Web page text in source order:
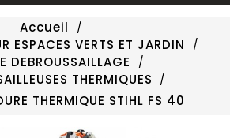
Accueil
ESPACES VERTS ET JARDIN
DEBROUSSAILLAGE
THERMIQUES
THERMIQUE STIHL FS 40